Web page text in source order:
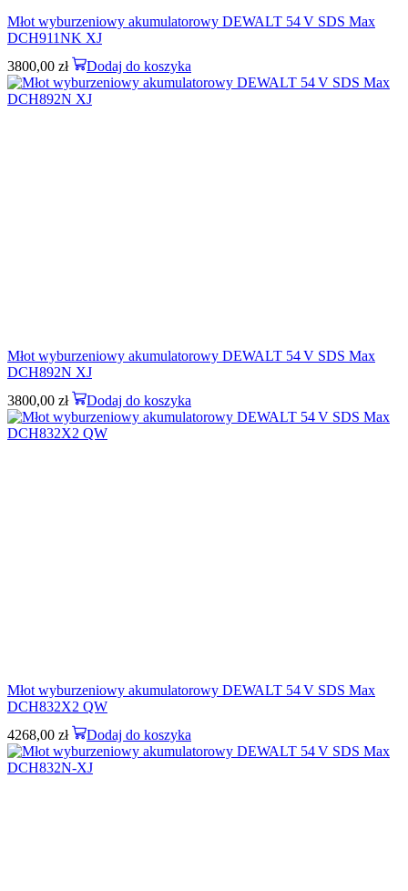
Młot wyburzeniowy akumulatorowy DEWALT 54 V SDS Max
DCH911NK XJ
3800,00 zł Dodaj do koszyka
Młot wyburzeniowy akumulatorowy DEWALT 54 V SDS Max
DCH892N XJ
3800,00 zł Dodaj do koszyka
Młot wyburzeniowy akumulatorowy DEWALT 54 V SDS Max
DCH832X2 QW
4268,00 zł Dodaj do koszyka